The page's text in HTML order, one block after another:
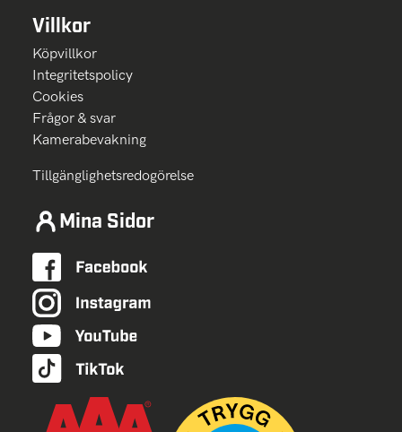
Villkor
Köpvillkor
Integritetspolicy
Cookies
Frågor & svar
Kamerabevakning
Tillgänglighetsredogörelse
Mina Sidor